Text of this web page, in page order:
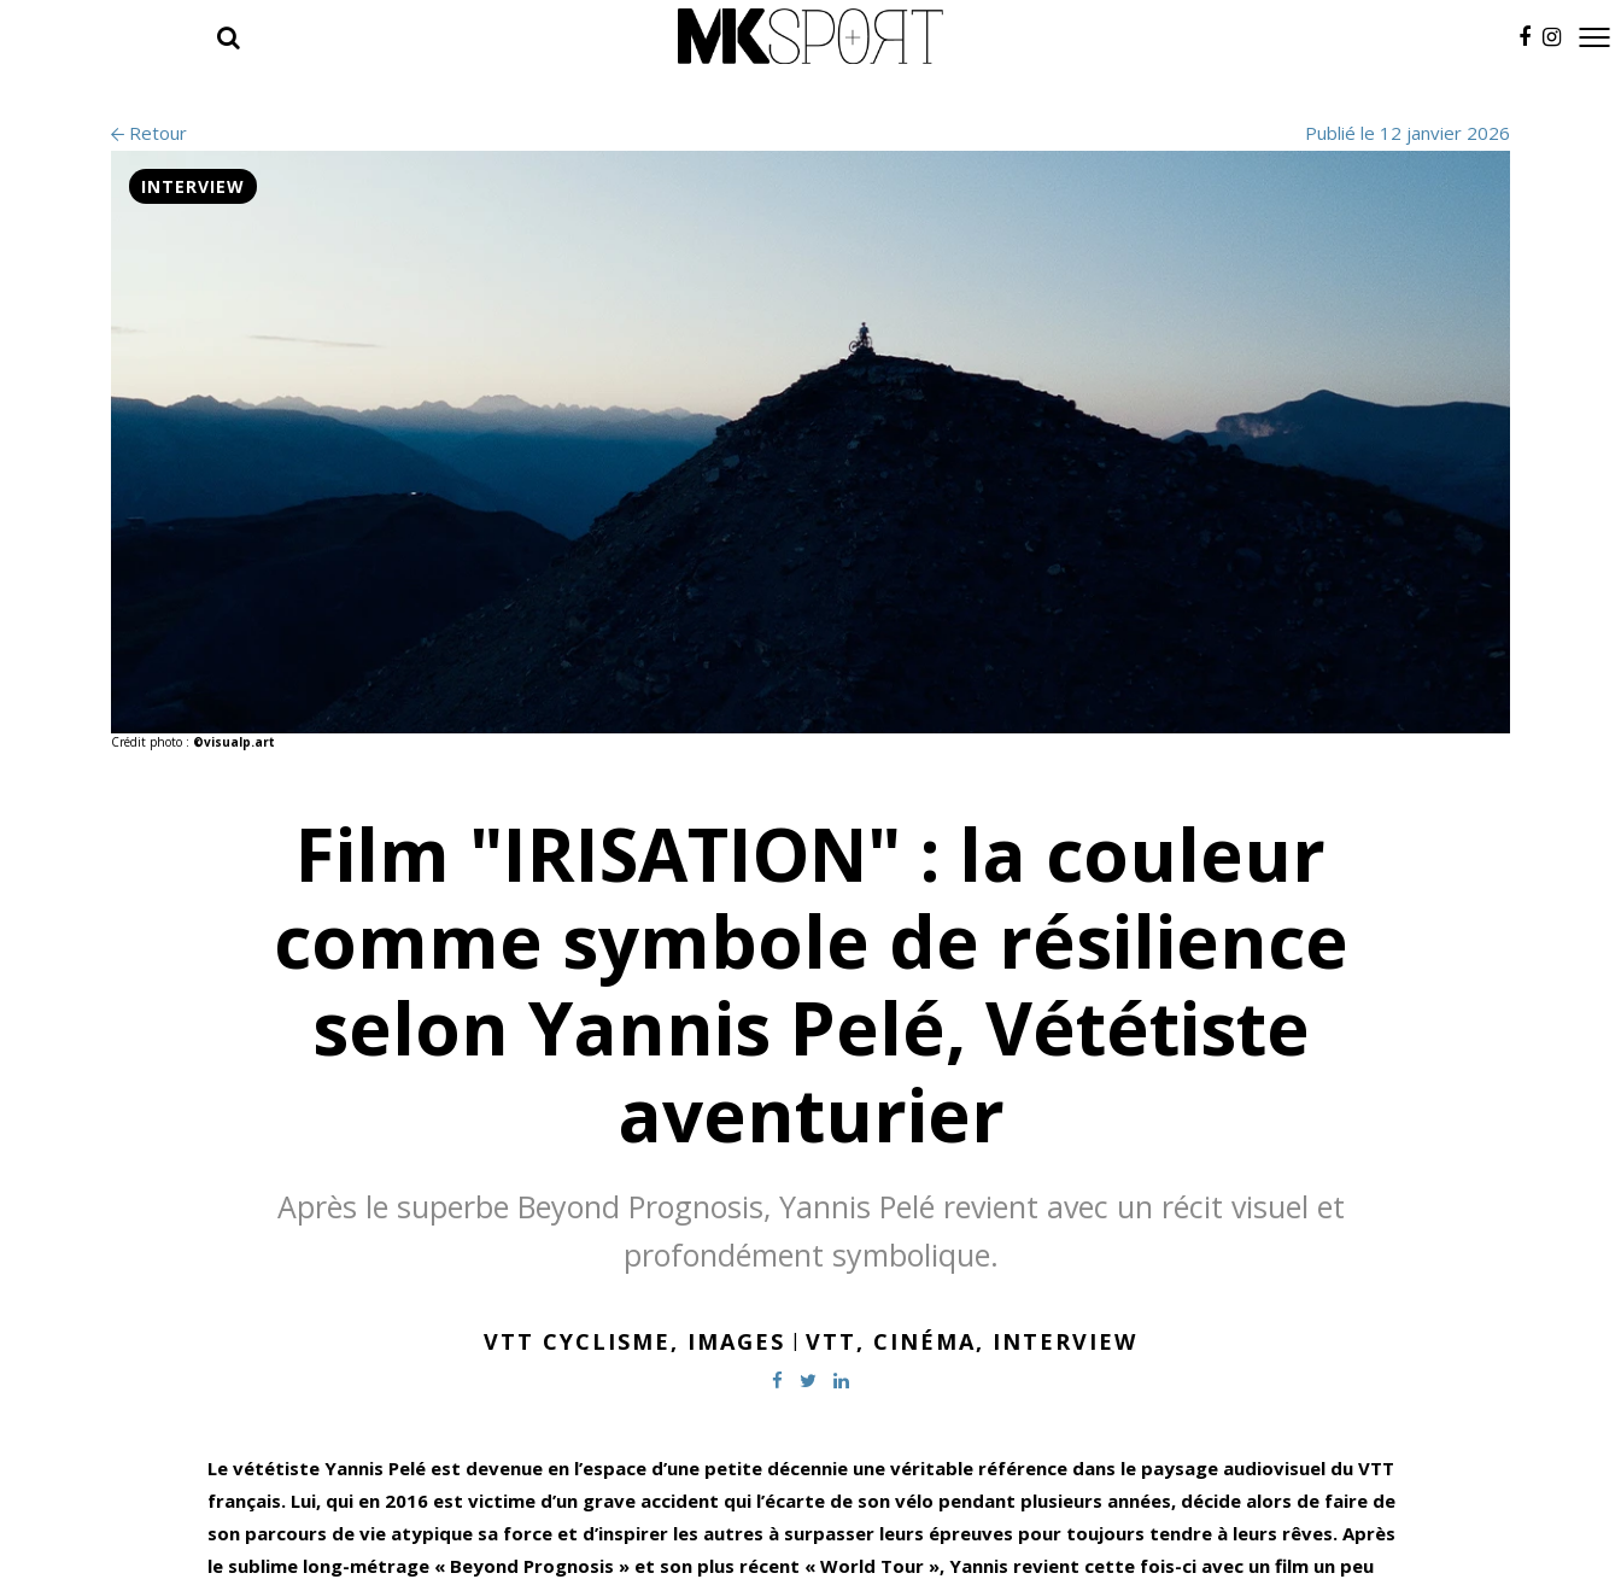
Retour Publié le 12 janvier 2026
Crédit photo : ©visualp.art
INTERVIEW
Film "IRISATION" : la couleur
comme symbole de résilience
selon Yannis Pelé, Vététiste
aventurier
Après le superbe Beyond Prognosis, Yannis Pelé revient avec un récit visuel et
profondément symbolique.
VTT CYCLISME, IMAGES | VTT, CINÉMA, INTERVIEW
Le vététiste Yannis Pelé est devenue en l’espace d’une petite décennie une véritable référence dans le paysage audiovisuel du VTT
français. Lui, qui en 2016 est victime d’un grave accident qui l’écarte de son vélo pendant plusieurs années, décide alors de faire de
son parcours de vie atypique sa force et d’inspirer les autres à surpasser leurs épreuves pour toujours tendre à leurs rêves. Après
le sublime long-métrage « Beyond Prognosis » et son plus récent « World Tour », Yannis revient cette fois-ci avec un film un peu